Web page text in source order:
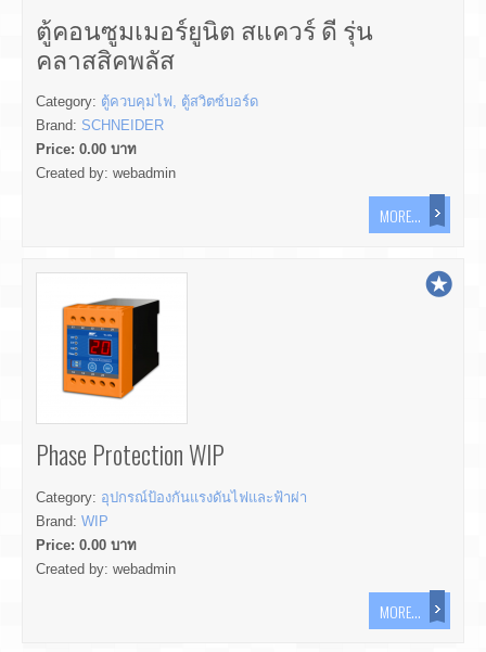
ตู้คอนซูมเมอร์ยูนิต สแควร์ ดี รุ่น
คลาสสิคพลัส
Category: ตู้ควบคุมไฟ, ตู้สวิตซ์บอร์ด
Brand: SCHNEIDER
Price: 0.00 บาท
Created by: webadmin
MORE...
Phase Protection WIP
Category: อุปกรณ์ป้องกันแรงดันไฟและฟ้าผ่า
Brand: WIP
Price: 0.00 บาท
Created by: webadmin
MORE...